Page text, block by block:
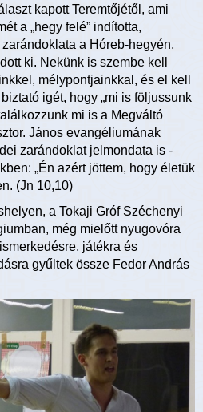
kapott Teremtőjétől, ami
a „hegy felé” indította,
a Hóreb-hegyén,
ki. Nekünk is szembe kell
mélypontjainkkal, és el kell
igét, hogy „mi is följussunk
mi is a Megváltó
János evangéliumának
zarándoklat jelmondata is -
„Én azért jöttem, hogy életük
(Jn 10,10)
a Tokaji Gróf Széchenyi
még mielőtt nyugovóra
játékra és
gyűltek össze Fedor András